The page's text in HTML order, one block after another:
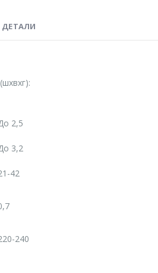
ДЕТАЛИ
2,5
3,2
42
240